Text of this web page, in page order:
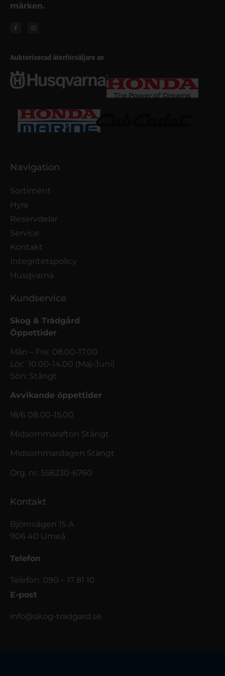
märken.
Auktoriserad återförsäljare av
Navigation
Sortiment
Hyra
Reservdelar
Service
Kontakt
Integritetspolicy
Husqvarna
Kundservice
Skog & Trädgård
Öppettider
Mån – Fre: 08.00-17.00
Lör: 10.00-14.00 (Maj-Juni)
Sön: Stängt
Avvikande öppettider
18/6 08.00-15.00
Midsommarafton Stängt
Midsommardagen Stängt
Org. nr. 556230-6760
Kontakt
Björnvägen 15 A
906 40 Umeå
Telefon
Telefon: 090 – 17 81 10
E-post
info@skog-tradgard.se